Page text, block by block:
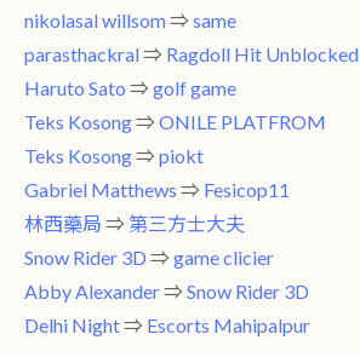
nikolasal willsom⇒ same
parasthackral⇒ Ragdoll Hit Unblocked
Haruto Sato ⇒ golf game
Teks Kosong⇒ ONILE PLATFROM
Teks Kosong⇒ piokt
Gabriel Matthews ⇒ Fesicop11
林西藥局 ⇒ 第三方士大夫
Snow Rider 3D ⇒ game clicier
Abby Alexander⇒ Snow Rider 3D
Delhi Night⇒ Escorts Mahipalpur